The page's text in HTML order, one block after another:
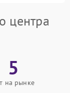
центра
5
на рынке